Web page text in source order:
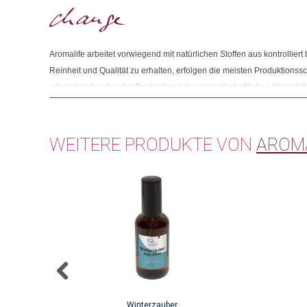
Aromalife arbeitet vorwiegend mit natürlichen Stoffen aus kontrolliert
Reinheit und Qualität zu erhalten, erfolgen die meisten
arbeitet zudem bei der Produktion mit sozialwirtschaftlichen
WEITERE PRODUKTE VON
Winterzauber